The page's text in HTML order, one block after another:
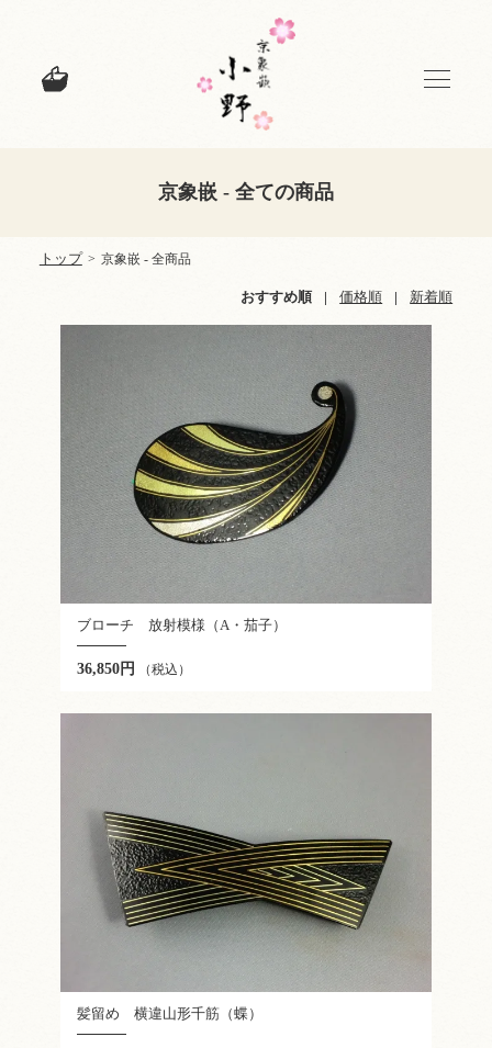
京象嵌 - 全ての商品
トップ > 京象嵌 - 全商品
おすすめ順 | 価格順 | 新着順
ブローチ 放射模様（A・茄子）
36,850円 （税込）
髪留め 横違山形千筋（蝶）